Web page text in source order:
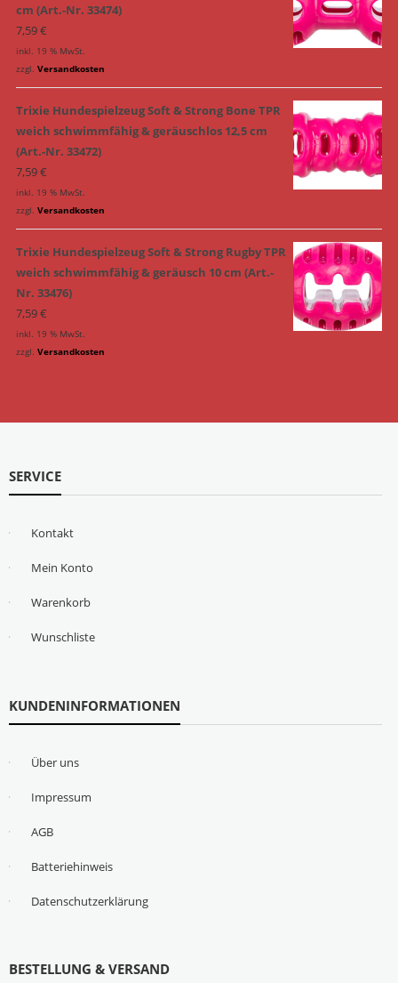
cm (Art.-Nr. 33474)
7,59€
inkl. 19 % MwSt.
zzgl. Versandkosten
Trixie Hundespielzeug Soft & Strong Bone TPR
weich schwimmfähig & geräuschlos 12,5 cm
(Art.-Nr. 33472)
7,59€
inkl. 19 % MwSt.
zzgl. Versandkosten
Trixie Hundespielzeug Soft & Strong Rugby TPR
weich schwimmfähig & geräusch 10 cm (Art.-
Nr. 33476)
7,59€
inkl. 19 % MwSt.
zzgl. Versandkosten
SERVICE
Kontakt
Mein Konto
Warenkorb
Wunschliste
KUNDENINFORMATIONEN
Über uns
Impressum
AGB
Batteriehinweis
Datenschutzerklärung
BESTELLUNG & VERSAND